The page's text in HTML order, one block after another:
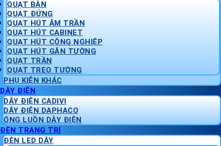
QUẠT BÀN
QUẠT ĐỨNG
QUẠT HÚT ÂM TRẦN
QUẠT HÚT CABINET
QUẠT HÚT CÔNG NGHIỆP
QUẠT HÚT GẮN TƯỜNG
QUẠT TRẦN
QUẠT TREO TƯỜNG
PHỤ KIỆN KHÁC
DÂY ĐIỆN
DÂY ĐIỆN CADIVI
DÂY ĐIỆN DAPHACO
ỐNG LUỒN DÂY ĐIỆN
ĐÈN TRANG TRÍ
ĐÈN LED DÂY